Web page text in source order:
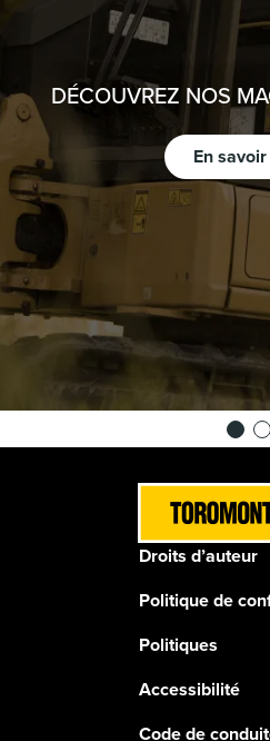
DÉCOUVREZ NOS
En
Droits d’auteur
Politique de
Politiques
Accessibilité
Code de